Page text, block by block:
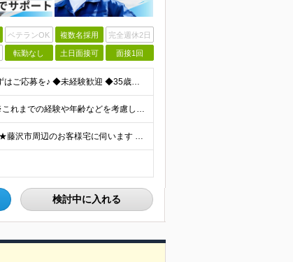
ベテランOK 複数名採用 完全週休2日
転勤なし 土日面接可 面接1回
＊応募から内定までは2週間！ ＊カジュアル面談実施中！まずはご応募を♪ ◆未経験歓迎 ◆35歳までの方【若年層の長期キャリア形成を図るため】 ◆高卒以上／文系出身や第二新卒の方も大歓迎！ ◆普通自動
◆月給28万円以上＋各種手当＋賞与年2回+交通費全額支給 ※これまでの経験や年齢などを考慮した上で、当社規定に応じて決定します。 ※上記金額には固定残業代（固定残業代20時間分・35,300円以上含む
★転勤ナシ ★直行直帰OK＆社用車も支給！ ★UIターン歓迎 ★藤沢市周辺のお客様宅に伺います 【本社】神奈川県藤沢市石川1-1-14 (変更の範囲)上記を除く当社関連勤務地
検討中に入れる